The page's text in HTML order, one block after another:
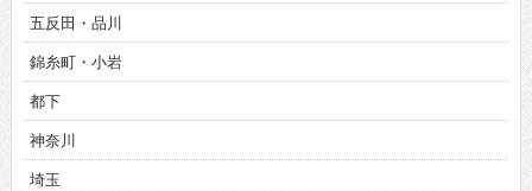
五反田・品川
錦糸町・小岩
都下
神奈川
埼玉